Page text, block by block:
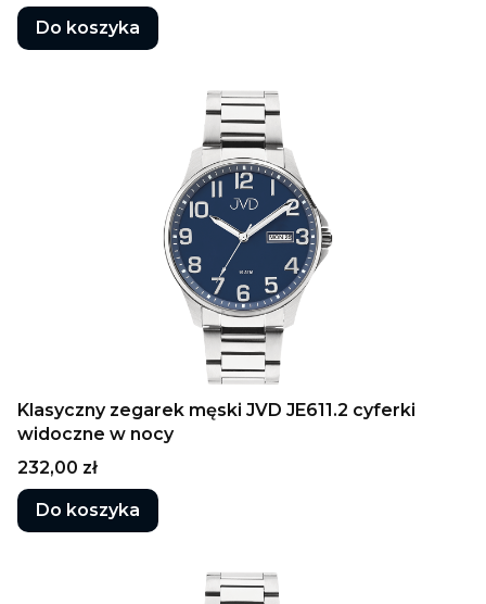
Do koszyka
Klasyczny zegarek męski JVD JE611.2 cyferki
widoczne w nocy
Cena
232,00 zł
Do koszyka